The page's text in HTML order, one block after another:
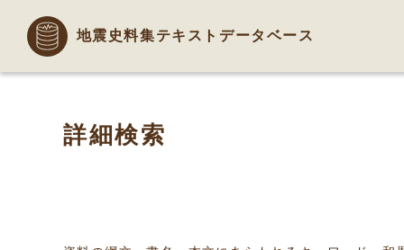
地震史料集テキストデータベース
詳細検索